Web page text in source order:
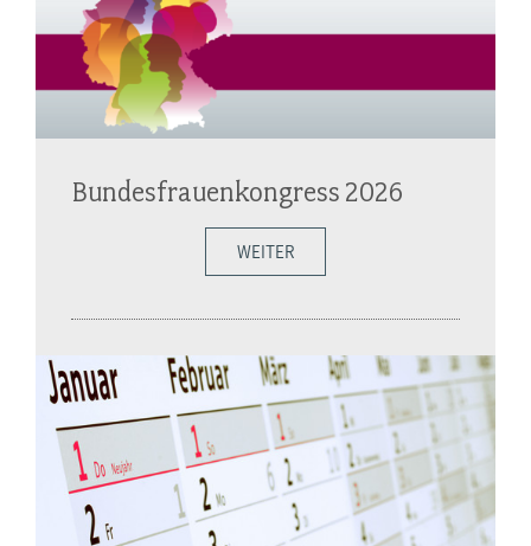
Bundesfrauenkongress 2026
WEITER